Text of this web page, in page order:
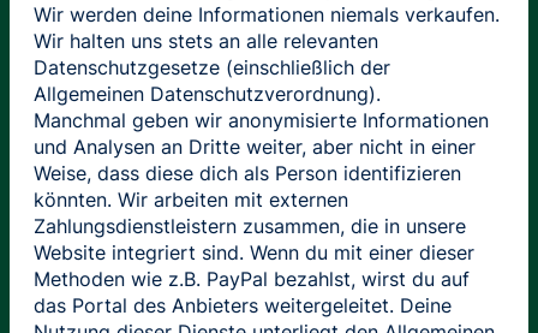
Wir werden deine Informationen niemals verkaufen.
Wir halten uns stets an alle relevanten
Datenschutzgesetze (einschließlich der
Allgemeinen Datenschutzverordnung).
Manchmal geben wir anonymisierte Informationen
und Analysen an Dritte weiter, aber nicht in einer
Weise, dass diese dich als Person identifizieren
könnten. Wir arbeiten mit externen
Zahlungsdienstleistern zusammen, die in unsere
Website integriert sind. Wenn du mit einer dieser
Methoden wie z.B. PayPal bezahlst, wirst du auf
das Portal des Anbieters weitergeleitet. Deine